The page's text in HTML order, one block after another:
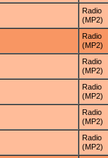
Radio
(MP2)
Radio
(MP2)
Radio
(MP2)
Radio
(MP2)
Radio
(MP2)
Radio
(MP2)